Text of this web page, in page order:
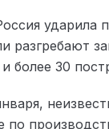
ударила
разгребают
более 30
по